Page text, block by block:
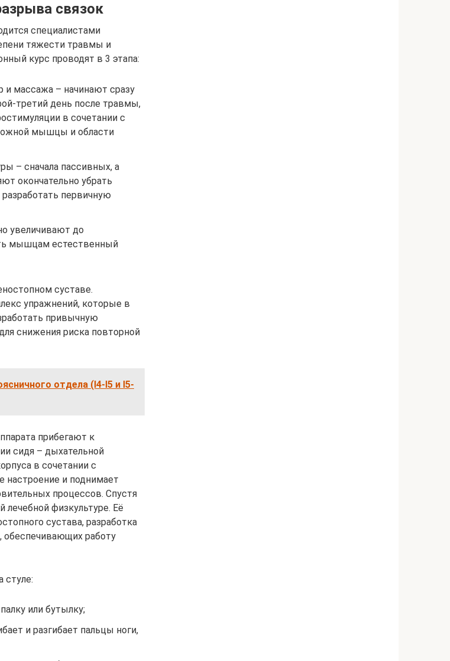
связок
специалистами
тяжести травмы и
курс проводят в 3 этапа:
и массажа – начинают сразу
третий день после травмы,
в сочетании с
мышцы и области
– сначала пассивных, а
окончательно убрать
первичную
увеличивают до
мышцам естественный
суставе.
упражнений, которые в
привычную
снижения риска повторной
отдела (l4-l5 и l5-
прибегают к
сидя – дыхательной
в сочетании с
и поднимает
процессов. Спустя
физкультуре. Её
сустава, разработка
обеспечивающих работу
стуле:
или бутылку;
и разгибает пальцы ноги,